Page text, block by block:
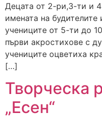
Децата от 2-ри,3-ти и
имената на
учениците от 5-ти до
първи акростихове с
учениците оцветиха
[…]
Творческа
„Есен“